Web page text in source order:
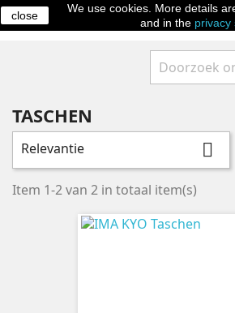

TASCHEN
Relevantie 
Item 1-2 van 2 in totaal item(s)
close
We use cookies. More details
and in the privacy